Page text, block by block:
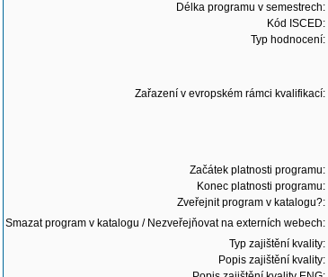
Délka programu v semestrech:
Kód ISCED:
Typ hodnocení:
Zařazení v evropském rámci kvalifikací:
Začátek platnosti programu:
Konec platnosti programu:
Zveřejnit program v katalogu?:
Smazat program v katalogu / Nezveřejňovat na externích webech:
Typ zajištění kvality:
Popis zajištění kvality: